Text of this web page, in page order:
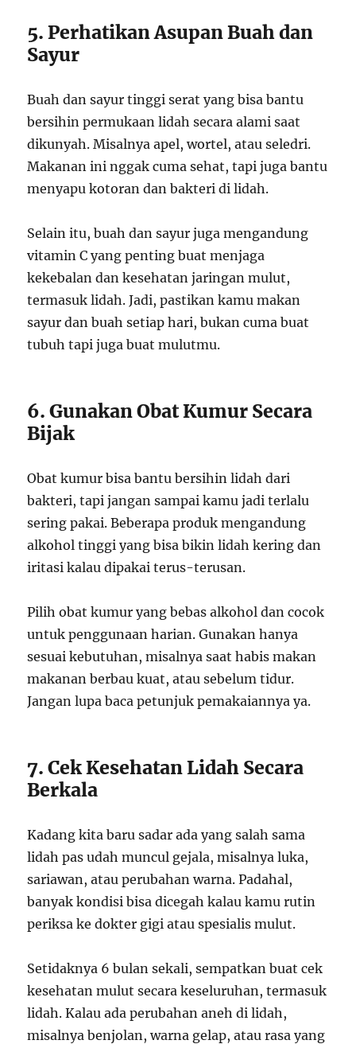
5. Perhatikan Asupan Buah dan
Sayur
Buah dan sayur tinggi serat yang bisa bantu
bersihin permukaan lidah secara alami saat
dikunyah. Misalnya apel, wortel, atau seledri.
Makanan ini nggak cuma sehat, tapi juga bantu
menyapu kotoran dan bakteri di lidah.
Selain itu, buah dan sayur juga mengandung
vitamin C yang penting buat menjaga
kekebalan dan kesehatan jaringan mulut,
termasuk lidah. Jadi, pastikan kamu makan
sayur dan buah setiap hari, bukan cuma buat
tubuh tapi juga buat mulutmu.
6. Gunakan Obat Kumur Secara
Bijak
Obat kumur bisa bantu bersihin lidah dari
bakteri, tapi jangan sampai kamu jadi terlalu
sering pakai. Beberapa produk mengandung
alkohol tinggi yang bisa bikin lidah kering dan
iritasi kalau dipakai terus-terusan.
Pilih obat kumur yang bebas alkohol dan cocok
untuk penggunaan harian. Gunakan hanya
sesuai kebutuhan, misalnya saat habis makan
makanan berbau kuat, atau sebelum tidur.
Jangan lupa baca petunjuk pemakaiannya ya.
7. Cek Kesehatan Lidah Secara
Berkala
Kadang kita baru sadar ada yang salah sama
lidah pas udah muncul gejala, misalnya luka,
sariawan, atau perubahan warna. Padahal,
banyak kondisi bisa dicegah kalau kamu rutin
periksa ke dokter gigi atau spesialis mulut.
Setidaknya 6 bulan sekali, sempatkan buat cek
kesehatan mulut secara keseluruhan, termasuk
lidah. Kalau ada perubahan aneh di lidah,
misalnya benjolan, warna gelap, atau rasa yang